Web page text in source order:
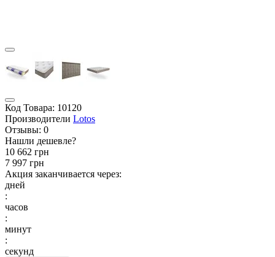
Код Товара: 10120
Производители Lotos
Отзывы: 0
Нашли дешевле?
10 662 грн
7 997 грн
Акция заканчивается через:
дней
:
часов
:
минут
:
секунд